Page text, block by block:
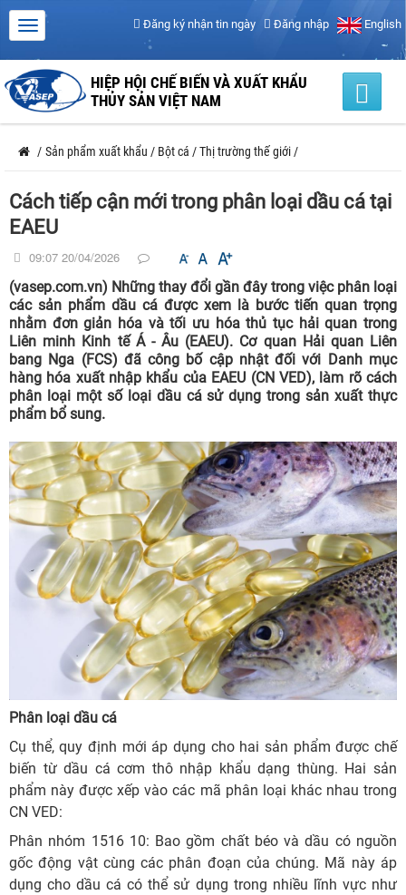
Đăng ký nhận tin ngày Đăng nhập English
HIỆP HỘI CHẾ BIẾN VÀ XUẤT KHẨU
THỦY SẢN VIỆT NAM
/ Sản phẩm xuất khẩu / Bột cá /Thị trường thế giới /
Cách tiếp cận mới trong phân loại dầu cá tại
EAEU
09:07 20/04/2026
(vasep.com.vn) Những thay đổi gần đây trong việc phân loại
các sản phẩm dầu cá được xem là bước tiến quan trọng
nhằm đơn giản hóa và tối ưu hóa thủ tục hải quan trong
Liên minh Kinh tế Á - Âu (EAEU). Cơ quan Hải quan Liên
bang Nga (FCS) đã công bố cập nhật đối với Danh mục
hàng hóa xuất nhập khẩu của EAEU (CN VED), làm rõ cách
phân loại một số loại dầu cá sử dụng trong sản xuất thực
phẩm bổ sung.
Phân loại dầu cá
Cụ thể, quy định mới áp dụng cho hai sản phẩm được chế
biến từ dầu cá cơm thô nhập khẩu dạng thùng. Hai sản
phẩm này được xếp vào các mã phân loại khác nhau trong
CN VED:
Phân nhóm 1516 10: Bao gồm chất béo và dầu có nguồn
gốc động vật cùng các phân đoạn của chúng. Mã này áp
dụng cho dầu cá có thể sử dụng trong nhiều lĩnh vực như